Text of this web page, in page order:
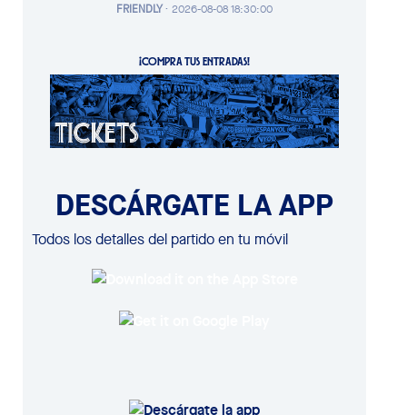
FRIENDLY· 2026-08-08 18:30:00
¡COMPRA TUS ENTRADAS!
DESCÁRGATE LA APP
Todos los detalles del partido en tu móvil